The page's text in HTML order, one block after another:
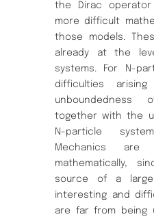
the Dirac
more difficult
those models.
already at the
systems. For N-
difficulties
together with the
N-particle
Mechanics are
mathematically,
source of a
interesting and
are far from being